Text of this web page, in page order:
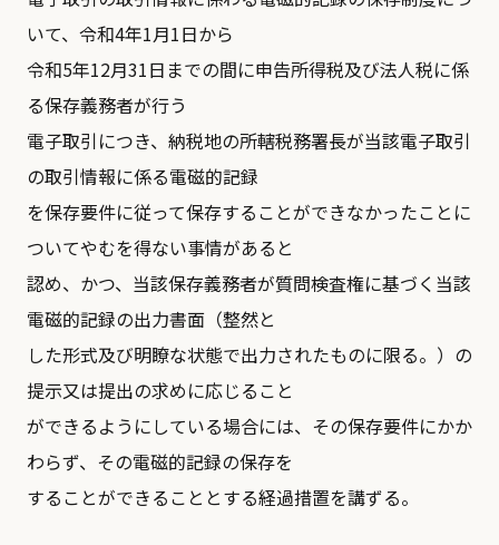
いて、令和4年1月1日から
令和5年12月31日までの間に申告所得税及び法人税に係
る保存義務者が行う
電子取引につき、納税地の所轄税務署長が当該電子取引
の取引情報に係る電磁的記録
を保存要件に従って保存することができなかったことに
ついてやむを得ない事情があると
認め、かつ、当該保存義務者が質問検査権に基づく当該
電磁的記録の出力書面（整然と
した形式及び明瞭な状態で出力されたものに限る。）の
提示又は提出の求めに応じること
ができるようにしている場合には、その保存要件にかか
わらず、その電磁的記録の保存を
することができることとする経過措置を講ずる。